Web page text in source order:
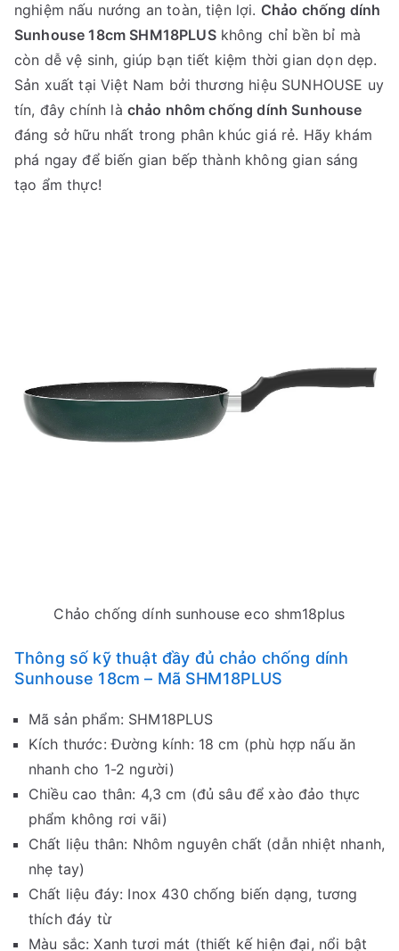
nghiệm nấu nướng an toàn, tiện lợi. Chảo chống dính
Sunhouse 18cm SHM18PLUSkhông chỉ bền bỉ mà
còn dễ vệ sinh, giúp bạn tiết kiệm thời gian dọn dẹp.
Sản xuất tại Việt Nam bởi thương hiệu SUNHOUSE uy
tín, đây chính là chảo nhôm chống dính Sunhouse
đáng sở hữu nhất trong phân khúc giá rẻ. Hãy khám
phá ngay để biến gian bếp thành không gian sáng
tạo ẩm thực!
Chảo chống dính sunhouse eco shm18plus
Thông số kỹ thuật đầy đủ chảo chống dính
Sunhouse 18cm – Mã SHM18PLUS
Mã sản phẩm: SHM18PLUS
Kích thước: Đường kính: 18 cm (phù hợp nấu ăn
nhanh cho 1-2 người)
Chiều cao thân: 4,3 cm (đủ sâu để xào đảo thực
phẩm không rơi vãi)
Chất liệu thân: Nhôm nguyên chất (dẫn nhiệt nhanh,
nhẹ tay)
Chất liệu đáy: Inox 430 chống biến dạng, tương
thích đáy từ
Màu sắc: Xanh tươi mát (thiết kế hiện đại, nổi bật